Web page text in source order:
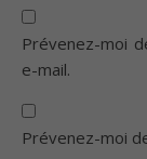
Prévenez-moi
e-mail.
Prévenez-moi